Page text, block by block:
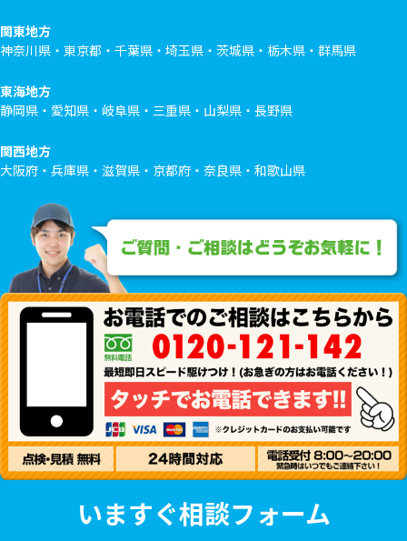
関東地方
神奈川県・東京都・千葉県・埼玉県・茨城県・栃木県・群馬県
東海地方
静岡県・愛知県・岐阜県・三重県・山梨県・長野県
関西地方
大阪府・兵庫県・滋賀県・京都府・奈良県・和歌山県
いますぐ相談フォーム